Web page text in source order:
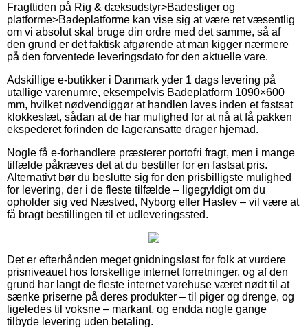
Fragttiden på Rig & dæksudstyr>Badestiger og
platforme>Badeplatforme kan vise sig at være ret væsentlig
om vi absolut skal bruge din ordre med det samme, så af
den grund er det faktisk afgørende at man kigger nærmere
på den forventede leveringsdato for den aktuelle vare.
Adskillige e-butikker i Danmark yder 1 dags levering på
utallige varenumre, eksempelvis Badeplatform 1090×600
mm, hvilket nødvendiggør at handlen laves inden et fastsat
klokkeslæt, sådan at de har mulighed for at nå at få pakken
ekspederet forinden de lageransatte drager hjemad.
Nogle få e-forhandlere præsterer portofri fragt, men i mange
tilfælde påkræves det at du bestiller for en fastsat pris.
Alternativt bør du beslutte sig for den prisbilligste mulighed
for levering, der i de fleste tilfælde – ligegyldigt om du
opholder sig ved Næstved, Nyborg eller Haslev – vil være at
få bragt bestillingen til et udleveringssted.
Det er efterhånden meget gnidningsløst for folk at vurdere
prisniveauet hos forskellige internet forretninger, og af den
grund har langt de fleste internet varehuse været nødt til at
sænke priserne på deres produkter – til piger og drenge, og
ligeledes til voksne – markant, og endda nogle gange
tilbyde levering uden betaling.